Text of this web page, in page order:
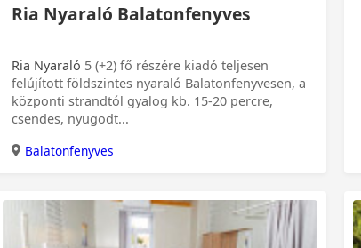
0 Ft
Ria Nyaraló Balatonfenyves
Ria Nyaraló
felújított földszintes nyaraló Balatonfenyvesen, a
központi strandtól gyalog kb. 15-20 percre,
csendes, nyugodt...
Balatonfenyves